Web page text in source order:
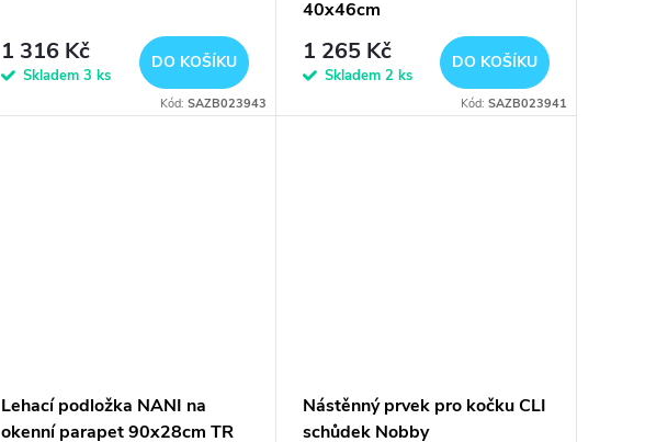
1 316 Kč
Skladem3 ks
DO KOŠÍKU
Kód: SAZB023943
40x46cm
1 265 Kč
Skladem 2 ks
DO KOŠÍKU
Kód: SAZB023941
Lehací podložka NANI na
okenní parapet 90x28cm TR
Nástěnný prvek pro kočku CLI
schůdek Nobby